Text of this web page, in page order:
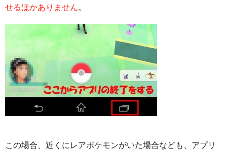
せるほかありません。
この場合、近くにレアポケモンがいた場合なども、アプリ